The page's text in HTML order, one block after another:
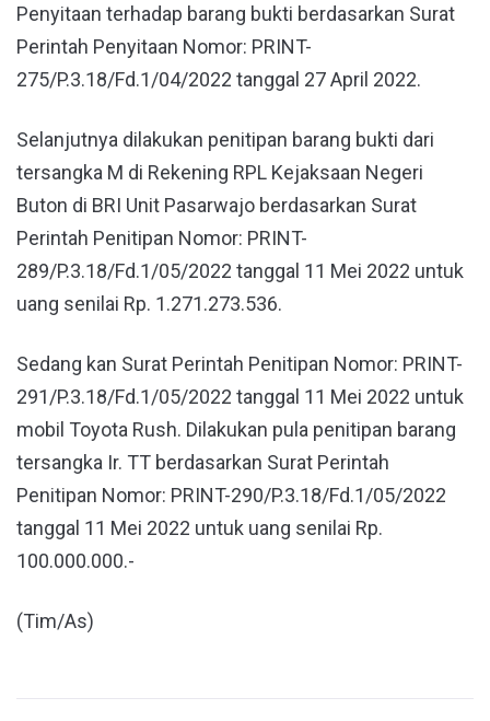
Penyitaan terhadap barang bukti berdasarkan Surat
Perintah Penyitaan Nomor: PRINT-
275/P.3.18/Fd.1/04/2022 tanggal 27 April 2022.
Selanjutnya dilakukan penitipan barang bukti dari
tersangka M di Rekening RPL Kejaksaan Negeri
Buton di BRI Unit Pasarwajo berdasarkan Surat
Perintah Penitipan Nomor: PRINT-
289/P.3.18/Fd.1/05/2022 tanggal 11 Mei 2022 untuk
uang senilai Rp. 1.271.273.536.
Sedang kan Surat Perintah Penitipan Nomor: PRINT-
291/P.3.18/Fd.1/05/2022 tanggal 11 Mei 2022 untuk
mobil Toyota Rush. Dilakukan pula penitipan barang
tersangka Ir. TT berdasarkan Surat Perintah
Penitipan Nomor: PRINT-290/P.3.18/Fd.1/05/2022
tanggal 11 Mei 2022 untuk uang senilai Rp.
100.000.000.-
(Tim/As)